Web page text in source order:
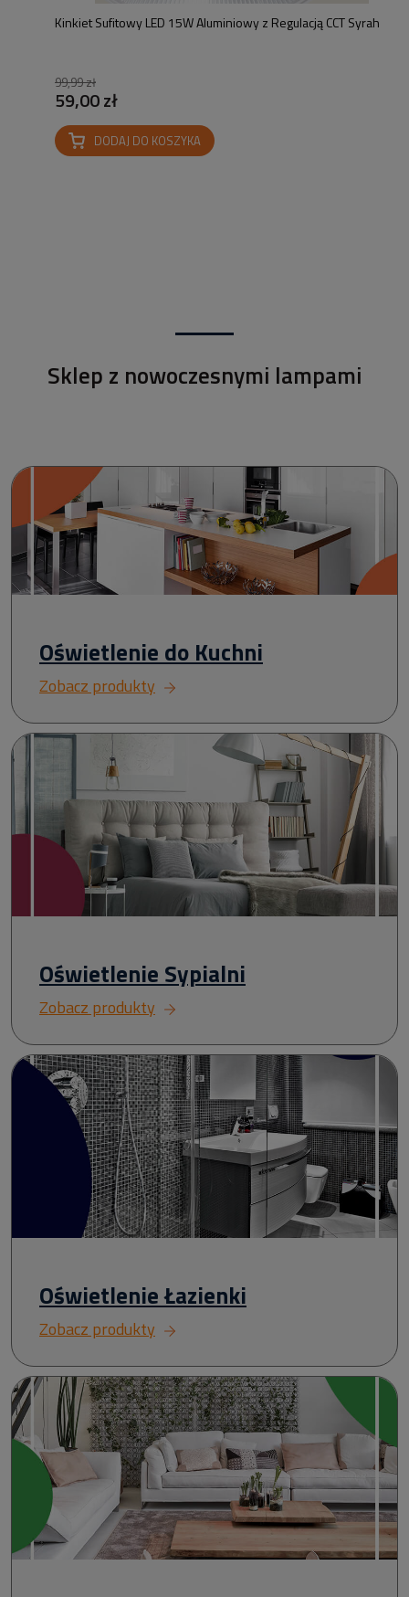
Kinkiet Sufitowy LED 15W Aluminiowy z Regulacją CCT Syrah
99,99 zł
59,00 zł
DODAJ DO KOSZYKA
Sklep z nowoczesnymi lampami
Oświetlenie do Kuchni
Zobacz produkty
Oświetlenie Sypialni
Zobacz produkty
Oświetlenie Łazienki
Zobacz produkty